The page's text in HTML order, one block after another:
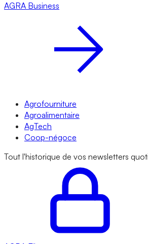
AGRA Business
Agrofourniture
Agroalimentaire
AgTech
Coop-négoce
Tout l'historique de vos newsletters